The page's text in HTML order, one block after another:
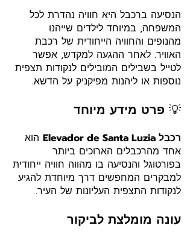
הנסיעה ברכבל היא חוויה נהדרת לכל
המשפחה, במיוחד לילדים שייהנו
מהנופים והחוויה הייחודית של רכבת
האוויר. לאחר ההגעה למקדש, אפשר
לטייל בשבילים המובילים לנקודות תצפית
נוספות או ליהנות מפיקניק על הדשא.
💡 פרט מידע מיוחד
רכבל Elevador de Santa Luzia
הוא
אחד מהרכבלים הארוכים ביותר
בפורטוגל והנסיעה בו מהווה חוויה ייחודית
למבקרים המחפשים דרך מיוחדת להגיע
לנקודות התצפית העליונות של העיר.
עונה מומלצת לביקור